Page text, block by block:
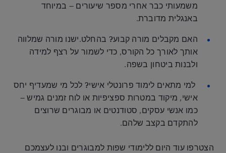
משמעותי כבר אחרי מספר שיעורים – במיוחד
באנגלית מדוברת.
האם מקבלים מורה קבוע? בהחלט.ישנו מורה שמלווה
אותך לאורך כל הקורס, כדי לשמור על רצף למידה
ולבנות ביטחון בשפה.
למי מתאים לימוד פרונטלי אישי? לכל מי שמעדיף יחס
אישי, מיקוד במטרות ספציפיות או לוח זמנים גמיש –
כמו אנשי עסקים, סטודנטים או מבוגרים שרוצים
להתקדם בקצב שלהם.
הצטרפו עוד היום ללימודי שפות למבוגרים ובנו לעצמכם